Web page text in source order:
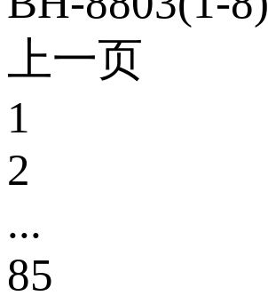
上一页
1
2
...
85